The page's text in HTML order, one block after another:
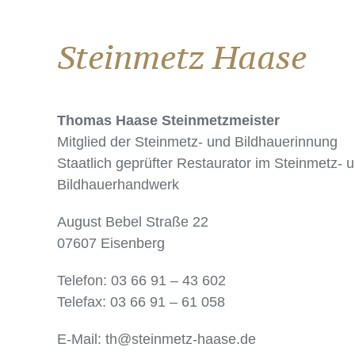
Steinmetz Haase
Thomas Haase Steinmetzmeister
Mitglied der Steinmetz- und Bildhauerinnung
Staatlich geprüfter Restaurator im Steinmetz-
Bildhauerhandwerk
August Bebel Straße 22
07607 Eisenberg
Telefon: 03 66 91 – 43 602
Telefax: 03 66 91 – 61 058
E-Mail: th@steinmetz-haase.de